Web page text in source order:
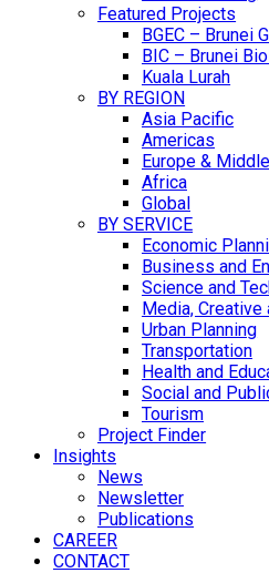
Featured Projects
BGEC – Brunei
BIC – Brunei
Kuala Lurah
BY REGION
Asia Pacific
Americas
Europe &
Africa
Global
BY SERVICE
Economic
Business and
Science and
Media, Creative
Urban Planning
Transportation
Health and
Social and
Tourism
Project Finder
Insights
News
Newsletter
Publications
CAREER
CONTACT